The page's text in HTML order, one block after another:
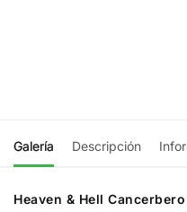
Galería Descripción
Heaven & Hell